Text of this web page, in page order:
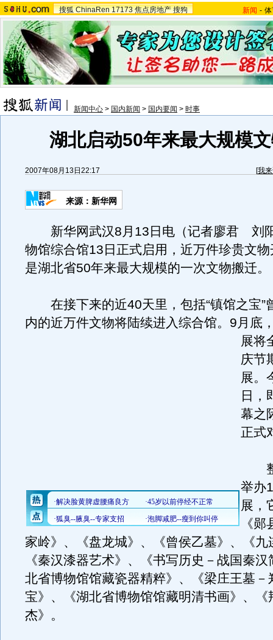
搜狐 ChinaRen 17173 焦点房地产 搜狗 新闻 -
新闻中心 > 国内新闻 > 国内要闻 > 时事
湖北启动50年来最大规模
2007年08月13日22:17 [我
来源：新华网
新华网武汉8月13日电（记者廖君 刘
物馆综合馆13日正式启用，近万件珍贵文
是湖北省50年来最大规模的一次文物搬迁。
在接下来的近40天里，包括“镇馆之宝”
内的近万件文物将陆续进入综合馆。 9月底
展将
庆节
展。
日，
幕之
正式
整
举办
展，
《
家岭》、《盘龙城》、《曾侯乙墓》、《九
《秦汉漆器艺术》、《书写历史－战国秦
北省博物馆馆藏瓷器精粹》、《梁庄王墓－
宝》、《湖北省博物馆馆藏明清书画》、《
杰》。